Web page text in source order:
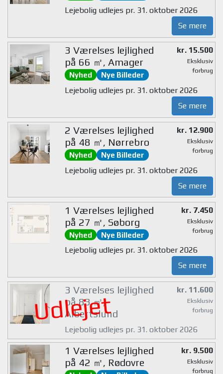
Lejebolig udlejes pr. 31. oktober 2026
Se mere
3 Værelses lejlighed
på 66 ㎡, Amager
Nyhed Nye Billeder
kr. 15.500
Eksklusiv
forbrug
Lejebolig udlejes pr. 31. oktober 2026
Se mere
2 Værelses lejlighed
på 48 ㎡, Nørrebro
Nyhed Nye Billeder
kr. 12.900
Eksklusiv
forbrug
Lejebolig udlejes pr. 31. oktober 2026
Se mere
1 Værelses lejlighed
på 27 ㎡, Søborg
Nyhed Nye Billeder
kr. 7.450
Eksklusiv
forbrug
Lejebolig udlejes pr. 31. oktober 2026
Se mere
Udlejet
3 Værelses lejlighed
på 83 ㎡,
Albertslund
kr. 11.600
Eksklusiv
forbrug
Lejebolig udlejes pr. 31. oktober 2026
1 Værelses lejlighed
på 42 ㎡, Rødovre
kr. 9.500
Eksklusiv
forbrug